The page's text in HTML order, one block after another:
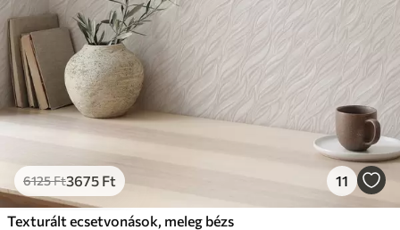
6125Ft3675 Ft 11
Texturált ecsetvonások, meleg bézs